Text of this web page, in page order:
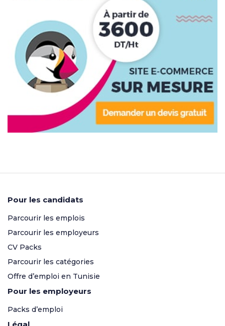
Pour les candidats
Parcourir les emplois
Parcourir les employeurs
CV Packs
Parcourir les catégories
Offre d’emploi en Tunisie
Pour les employeurs
Packs d’emploi